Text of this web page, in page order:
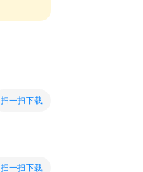
扫一扫下载
扫一扫下载